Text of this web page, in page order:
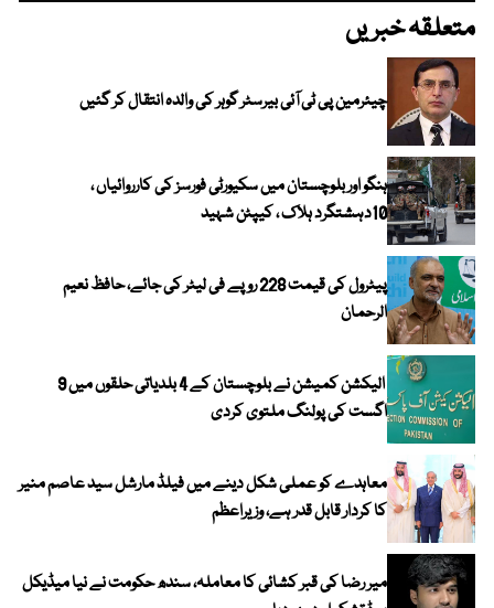
متعلقہ خبریں
چیئرمین پی ٹی آئی بیرسٹر گوہر کی والدہ انتقال کر گئیں
ہنگو اور بلوچستان میں سکیورٹی فورسز کی کارروائیاں ،
10دہشتگرد ہلاک ، کیپٹن شہید
پیٹرول کی قیمت 228 روپے فی لیٹر کی جائے، حافظ نعیم
الرحمان
الیکشن کمیشن نے بلوچستان کے 4 بلدیاتی حلقوں میں 9
اگست کی پولنگ ملتوی کردی
معاہدے کو عملی شکل دینے میں فیلڈ مارشل سید عاصم منیر
کا کردار قابل قدر ہے، وزیراعظم
میر رضا کی قبر کشائی کا معاملہ، سندھ حکومت نے نیا میڈیکل